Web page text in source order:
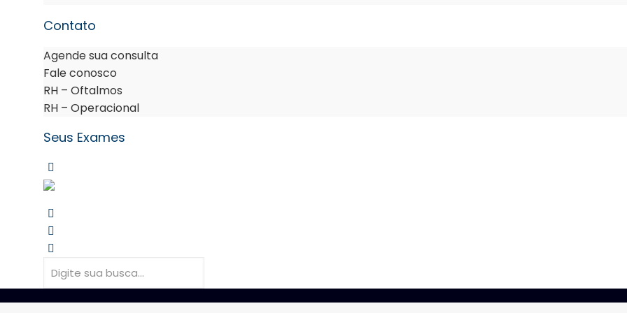
Contato
Agende sua consulta
Fale conosco
RH – Oftalmos
RH – Operacional
Seus Exames